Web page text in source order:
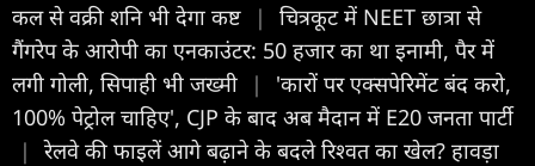
कल से वक्री शनि भी देगा कष्ट
|
चित्रकूट में NEET छात्रा से
गैंगरेप के आरोपी का एनकाउंटर: 50 हजार का था इनामी, पैर में
लगी गोली, सिपाही भी जख्मी
|
'कारों पर एक्सपेरिमेंट बंद करो,
100% पेट्रोल चाहिए', CJP के बाद अब मैदान में E20 जनता पार्टी
|
रेलवे की फाइलें आगे बढ़ाने के बदले रिश्वत का खेल? हावड़ा